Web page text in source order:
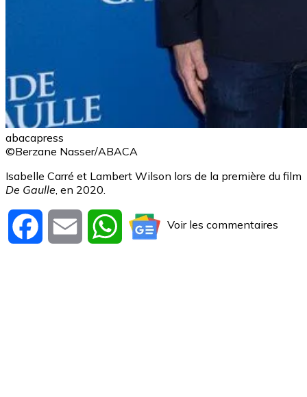
abacapress
©Berzane Nasser/ABACA
Isabelle Carré et Lambert Wilson lors de la première du film
De Gaulle, en 2020.
Facebook Email WhatsAppVoir les commentaires